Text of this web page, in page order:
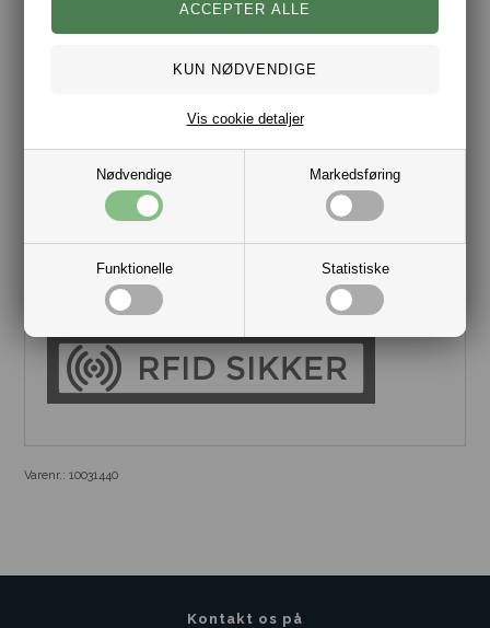
Nødvendige Markedsføring
Funktionelle Statistiske
Vis cookie detaljer
Secrid kortholdere er udført i den bedste kvalitet og det vil
Secrid gerne understrege ved at tilbyde +1 års ekstra garanti
hvis du registrere din kortholder
Varenr.:10031440
Kontakt os på